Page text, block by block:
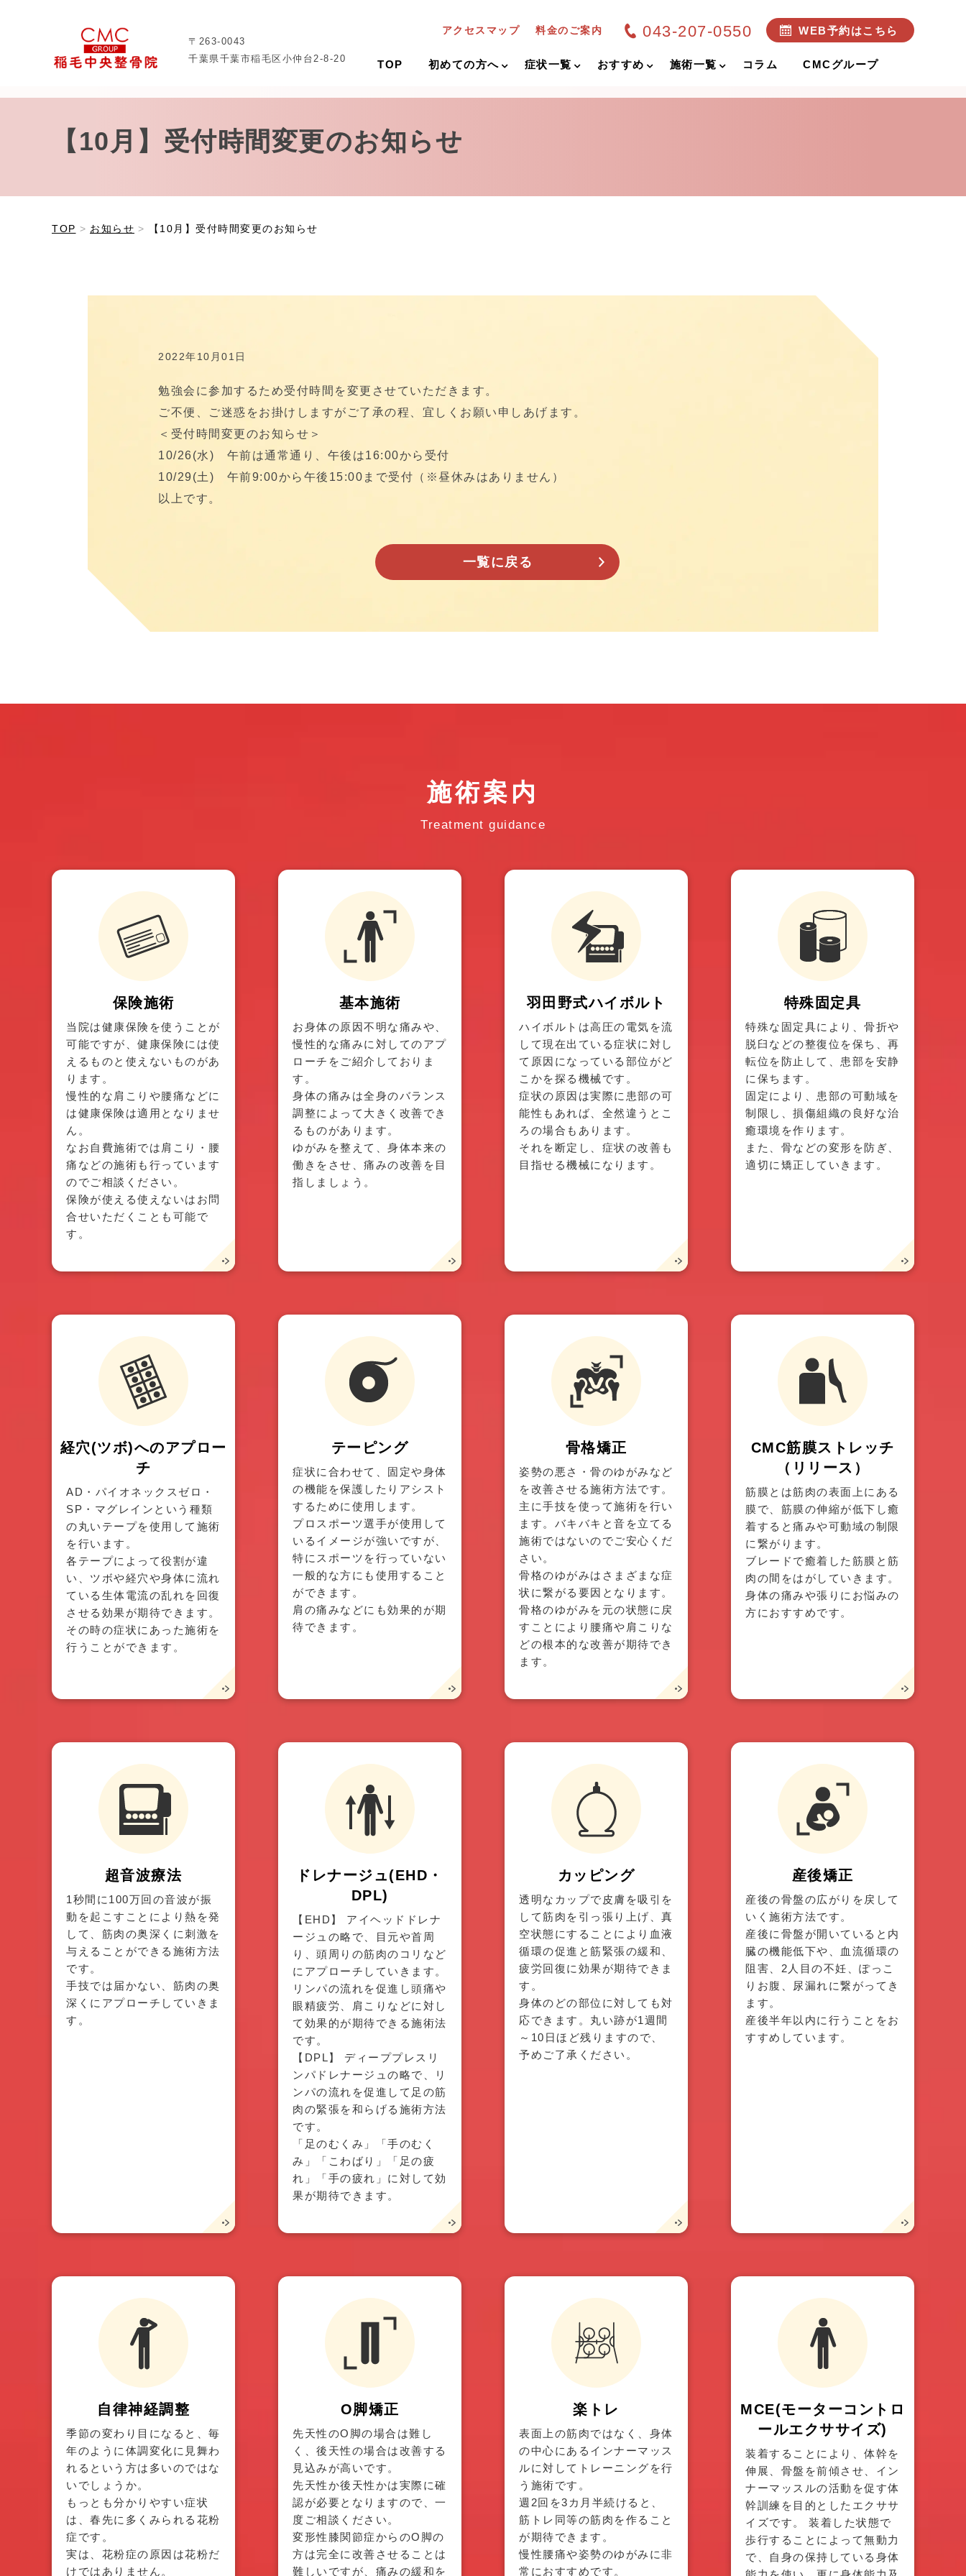
〒263-0043
千葉県千葉市稲毛区小仲台2-8-20
アクセスマップ 料金のご案内 043-207-0550 WEB予約はこちら
TOP 初めての方へ 症状一覧 おすすめ 施術一覧 コラム CMCグループ
【10月】受付時間変更のお知らせ
TOP お知らせ 【10月】受付時間変更のお知らせ
2022年10月01日
勉強会に参加するため受付時間を変更させていただきます。
ご不便、ご迷惑をお掛けしますがご了承の程、宜しくお願い申しあげます。
＜受付時間変更のお知らせ＞
10/26(水) 午前は通常通り、午後は16:00から受付
10/29(土) 午前9:00から午後15:00まで受付（※昼休みはありません）
以上です。
一覧に戻る
施術案内
Treatment guidance
保険施術
当院は健康保険を使うことが
可能ですが、健康保険には使
えるものと使えないものがあ
ります。
慢性的な肩こりや腰痛などに
は健康保険は適用となりませ
ん。
なお自費施術では肩こり・腰
痛などの施術も行っています
のでご相談ください。
保険が使える使えないはお問
合せいただくことも可能で
す。
基本施術
お身体の原因不明な痛みや、
慢性的な痛みに対してのアプ
ローチをご紹介しておりま
す。
身体の痛みは全身のバランス
調整によって大きく改善でき
るものがあります。
ゆがみを整えて、身体本来の
働きをさせ、痛みの改善を目
指しましょう。
羽田野式ハイボルト
ハイボルトは高圧の電気を流
して現在出ている症状に対し
て原因になっている部位がど
こかを探る機械です。
症状の原因は実際に患部の可
能性もあれば、全然違うとこ
ろの場合もあります。
それを断定し、症状の改善も
目指せる機械になります。
特殊固定具
特殊な固定具により、骨折や
脱臼などの整復位を保ち、再
転位を防止して、患部を安静
に保ちます。
固定により、患部の可動域を
制限し、損傷組織の良好な治
癒環境を作ります。
また、骨などの変形を防ぎ、
適切に矯正していきます。
経穴(ツボ)へのアプロー
チ
AD・パイオネックスゼロ・
SP・マグレインという種類
の丸いテープを使用して施術
を行います。
各テープによって役割が違
い、ツボや経穴や身体に流れ
ている生体電流の乱れを回復
させる効果が期待できます。
その時の症状にあった施術を
行うことができます。
テーピング
症状に合わせて、固定や身体
の機能を保護したりアシスト
するために使用します。
プロスポーツ選手が使用して
いるイメージが強いですが、
特にスポーツを行っていない
一般的な方にも使用すること
ができます。
肩の痛みなどにも効果的が期
待できます。
骨格矯正
姿勢の悪さ・骨のゆがみなど
を改善させる施術方法です。
主に手技を使って施術を行い
ます。バキバキと音を立てる
施術ではないのでご安心くだ
さい。
骨格のゆがみはさまざまな症
状に繋がる要因となります。
骨格のゆがみを元の状態に戻
すことにより腰痛や肩こりな
どの根本的な改善が期待でき
ます。
CMC筋膜ストレッチ
（リリース）
筋膜とは筋肉の表面上にある
膜で、筋膜の伸縮が低下し癒
着すると痛みや可動域の制限
に繋がります。
ブレードで癒着した筋膜と筋
肉の間をはがしていきます。
身体の痛みや張りにお悩みの
方におすすめです。
超音波療法
1秒間に100万回の音波が振
動を起こすことにより熱を発
して、筋肉の奥深くに刺激を
与えることができる施術方法
です。
手技では届かない、筋肉の奥
深くにアプローチしていきま
す。
ドレナージュ(EHD・
DPL)
【EHD】 アイヘッドドレナ
ージュの略で、目元や首周
り、頭周りの筋肉のコリなど
にアプローチしていきます。
リンパの流れを促進し頭痛や
眼精疲労、肩こりなどに対し
て効果的が期待できる施術法
です。
【DPL】 ディーププレスリ
ンパドレナージュの略で、リ
ンパの流れを促進して足の筋
肉の緊張を和らげる施術方法
です。
「足のむくみ」「手のむく
み」「こわばり」「足の疲
れ」「手の疲れ」に対して効
果が期待できます。
カッピング
透明なカップで皮膚を吸引を
して筋肉を引っ張り上げ、真
空状態にすることにより血液
循環の促進と筋緊張の緩和、
疲労回復に効果が期待できま
す。
身体のどの部位に対しても対
応できます。丸い跡が1週間
～10日ほど残りますので、
予めご了承ください。
産後矯正
産後の骨盤の広がりを戻して
いく施術方法です。
産後に骨盤が開いていると内
臓の機能低下や、血流循環の
阻害、2人目の不妊、ぽっこ
りお腹、尿漏れに繋がってき
ます。
産後半年以内に行うことをお
すすめしています。
自律神経調整
季節の変わり目になると、毎
年のように体調変化に見舞わ
れるという方は多いのではな
いでしょうか。
もっとも分かりやすい症状
は、春先に多くみられる花粉
症です。
実は、花粉症の原因は花粉だ
けではありません。
O脚矯正
先天性のO脚の場合は難し
く、後天性の場合は改善する
見込みが高いです。
先天性か後天性かは実際に確
認が必要となりますので、一
度ご相談ください。
変形性膝関節症からのO脚の
方は完全に改善させることは
難しいですが、痛みの緩和を
楽トレ
表面上の筋肉ではなく、身体
の中心にあるインナーマッス
ルに対してトレーニングを行
う施術です。
週2回を3カ月半続けると、
筋トレ同等の筋肉を作ること
が期待できます。
慢性腰痛や姿勢のゆがみに非
常におすすめです。
MCE(モーター コントロ
ールエクササイズ)
装着することにより、体幹を
伸展、骨盤を前傾させ、イン
ナーマッスルの活動を促す体
幹訓練を目的としたエクササ
イズです。 装着した状態で
歩行することによって無動力
で、自身の保持している身体